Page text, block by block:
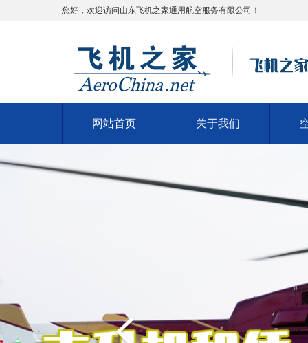
您好，欢迎访问山东飞机之家通用航空服务有限公司！
网站首页 关于我们